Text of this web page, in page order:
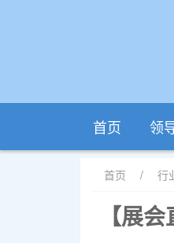
首页 领
首页 / 行
【展